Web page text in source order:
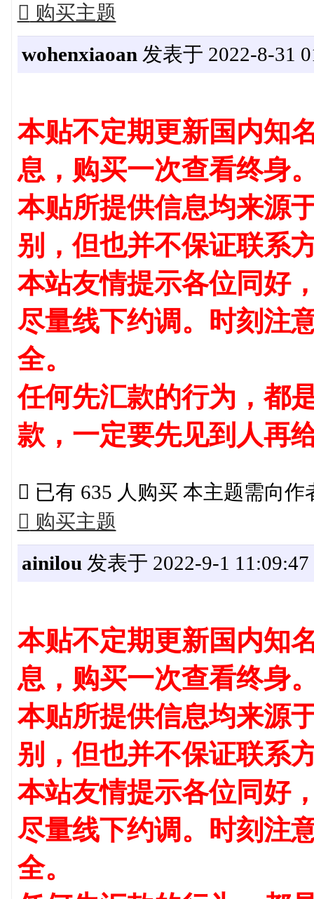
 购买主题
wohenxiaoan 发表于 2022-8-31
本贴不定期更新国内知
息，购买一次查看终身
本贴所提供信息均来源
别，但也并不保证联系
本站友情提示各位同好
尽量线下约调。时刻注
全。
任何先汇款的行为，都
款，一定要先见到人再
 已有 635 人购买 本主题需向
 购买主题
ainilou 发表于 2022-9-1 11:09:47
本贴不定期更新国内知
息，购买一次查看终身
本贴所提供信息均来源
别，但也并不保证联系
本站友情提示各位同好
尽量线下约调。时刻注
全。